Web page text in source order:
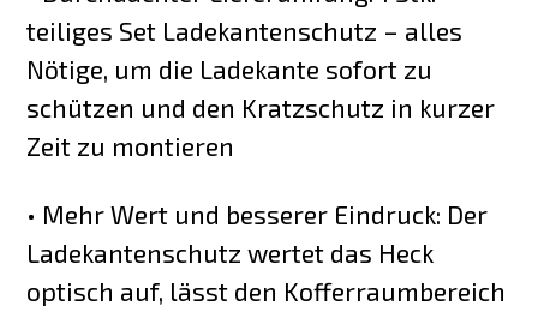
teiliges Set Ladekantenschutz – alles
Nötige, um die Ladekante sofort zu
schützen und den Kratzschutz in kurzer
Zeit zu montieren
• Mehr Wert und besserer Eindruck: Der
Ladekantenschutz wertet das Heck
optisch auf, lässt den Kofferraumbereich